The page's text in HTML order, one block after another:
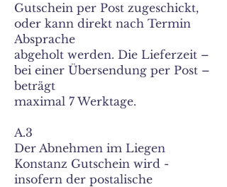
Gutschein per Post zugeschickt,
oder kann direkt nach Termin
Absprache
abgeholt werden. Die Lieferzeit –
bei einer Übersendung per Post –
beträgt
maximal 7 Werktage.
A.3
Der Abnehmen im Liegen
Konstanz Gutschein wird -
insofern der postalische